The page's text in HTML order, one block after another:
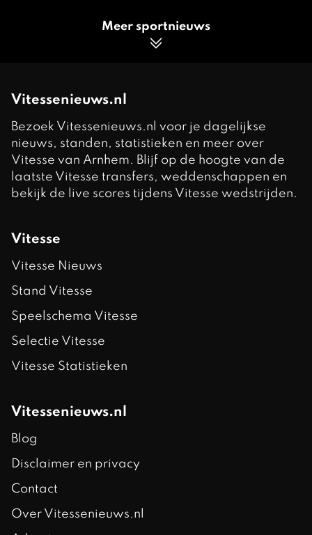
Meer sportnieuws
Vitessenieuws.nl
Bezoek Vitessenieuws.nl voor je dagelijkse
nieuws, standen, statistieken en meer over
Vitesse van Arnhem. Blijf op de hoogte van de
laatste Vitesse transfers, weddenschappen en
bekijk de live scores tijdens Vitesse wedstrijden.
Vitesse
Vitesse Nieuws
Stand Vitesse
Speelschema Vitesse
Selectie Vitesse
Vitesse Statistieken
Vitessenieuws.nl
Blog
Disclaimer en privacy
Contact
Over Vitessenieuws.nl